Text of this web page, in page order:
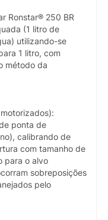
Ronstar® 250 BR
(1 litro de
utilizando-se
1 litro, com
método da
ponta de
calibrando de
com tamanho de
para o alvo
sobreposições
pelo